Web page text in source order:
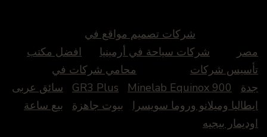
شركات تصميم مواقع في
مصر
شركات سياحة في أرمينيا
افضل مكتب
تأسيس شركات
محامي شركات في
جدة
GR3 Plus Minelab Equinox 900
سائق عربى
ايطاليا وميلانو وروما سويسرا
بيوت جاهزة
بيع ساعة
اوديمار بيجيه